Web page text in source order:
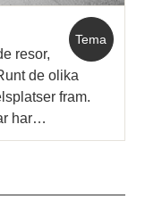
Tema
resor,
de olika
fram.
har…